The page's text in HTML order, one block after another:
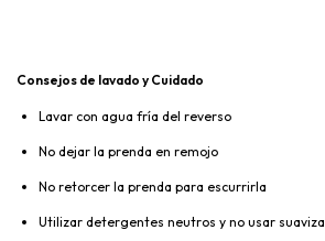
Consejos de lavado y Cuidado
Lavar con agua fría del reverso
No dejar la prenda en remojo
No retorcer la prenda para escurrirla
Utilizar detergentes neutros y no usar